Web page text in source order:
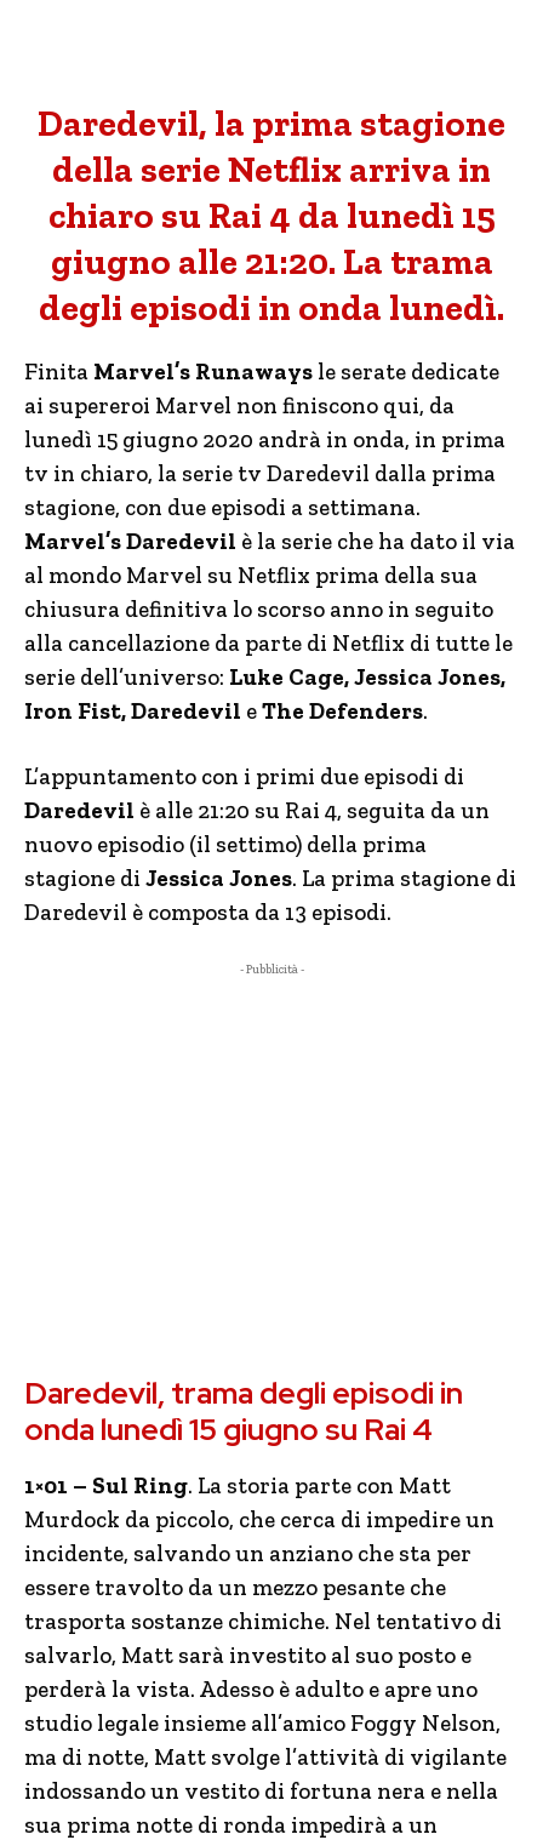
Daredevil, la prima stagione
della serie Netflix arriva in
chiaro su Rai 4 da lunedì 15
giugno alle 21:20. La trama
degli episodi in onda lunedì.
Finita Marvel’s Runaways le serate dedicate
ai supereroi Marvel non finiscono qui, da
lunedì 15 giugno 2020 andrà in onda, in prima
tv in chiaro, la serie tv Daredevil dalla prima
stagione, con due episodi a settimana.
Marvel’s Daredevil è la serie che ha dato il via
al mondo Marvel su Netflix prima della sua
chiusura definitiva lo scorso anno in seguito
alla cancellazione da parte di Netflix di tutte le
serie dell’universo: Luke Cage, Jessica Jones,
Iron Fist, Daredevil eThe Defenders.
L’appuntamento con i primi due episodi di
Daredevil è alle 21:20 su Rai 4, seguita da un
nuovo episodio (il settimo) della prima
stagione di Jessica Jones. La prima stagione di
Daredevil è composta da 13 episodi.
- Pubblicità -
Daredevil, trama degli episodi in
onda lunedì 15 giugno su Rai 4
1×01 – Sul Ring. La storia parte con Matt
Murdock da piccolo, che cerca di impedire un
incidente, salvando un anziano che sta per
essere travolto da un mezzo pesante che
trasporta sostanze chimiche. Nel tentativo di
salvarlo, Matt sarà investito al suo posto e
perderà la vista. Adesso è adulto e apre uno
studio legale insieme all’amico Foggy Nelson,
ma di notte, Matt svolge l’attività di vigilante
indossando un vestito di fortuna nera e nella
sua prima notte di ronda impedirà a un